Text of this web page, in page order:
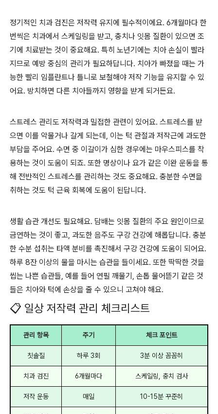
정기적인 치과 검진은 저작력 유지에 필수적이에요. 6개월마다 한
번씩은 치과에서 스케일링을 받고, 충치나 잇몸 질환이 있으면 조
기에 치료받는 것이 중요해요. 특히 노년기에는 치아 손실이 빨라
지므로 예방 중심의 관리가 필요하답니다. 치아가 빠졌을 때는 가
능한 빨리 임플란트나 틀니로 보철해야 저작 기능을 유지할 수 있
어요. 방치하면 다른 치아들까지 영향을 받게 되거든요.
스트레스 관리도 저작력과 밀접한 관련이 있어요. 스트레스를 받
으면 이를 악물거나 갈게 되는데, 이는 턱 관절과 저작근에 과도한
부담을 주어요. 수면 중 이갈이가 심한 경우에는 마우스피스를 착
용하는 것이 도움이 되죠. 또한 명상이나 요가 같은 이완 운동을 통
해 전반적인 스트레스를 관리하는 것도 중요해요. 충분한 수면을
취하는 것도 턱 근육 회복에 도움이 된답니다.
생활 습관 개선도 필요해요. 담배는 잇몸 질환의 주요 원인이므로
금연하는 것이 좋고, 과도한 음주도 구강 건강에 해롭답니다. 충분
한 수분 섭취는 타액 분비를 촉진해서 구강 건강에 도움이 되어요.
하루 8잔 이상의 물을 마시는 습관을 들이세요. 또한 딱딱한 것을
씹는 나쁜 습관들, 예를 들어 연필 깨물기, 손톱 물어뜯기 같은 것
들은 치아와 턱에 손상을 줄 수 있으니 고쳐야 해요.
📋 일상 저작력 관리 체크리스트
관리 항목 주기 체크 포인트
칫솔질 하루 3회 3분 이상 꼼꼼히
치과 검진 6개월마다 스케일링, 충치 검사
저작 운동 매일 10-15분 꾸준히